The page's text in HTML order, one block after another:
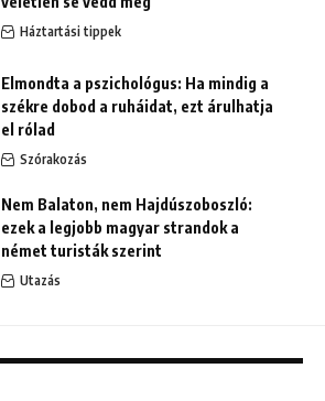
Háztartási tippek
Elmondta a pszichológus: Ha mindig a
székre dobod a ruháidat, ezt árulhatja
el rólad
Szórakozás
Nem Balaton, nem Hajdúszoboszló:
ezek a legjobb magyar strandok a
német turisták szerint
Utazás